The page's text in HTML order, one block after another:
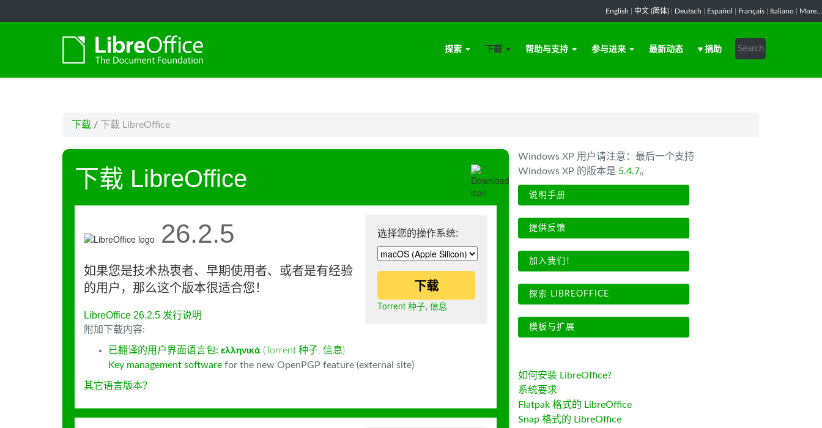
English 中文 (简体) Deutsch Español Français Italiano More...
探索 下载 帮助与支持 参与进来 最新动态 ♥ 捐助
下载 / 下载 LibreOffice
下载 LibreOffice
选择您的操作系统:
下载
Torrent 种子, 信息
26.2.5
如果您是技术热衷者、早期使用者、或者是有经验
的用户，那么这个版本很适合您！
LibreOffice 26.2.5 发行说明
附加下载内容:
已翻译的用户界面语言包: ελληνικά (Torrent 种子, 信息)
Key management software for the new OpenPGP feature (external site)
其它语言版本？
Windows XP 用户请注意：最后一个支持
Windows XP 的版本是 5.4.7。
说明手册
提供反馈
加入我们！
探索 LIBREOFFICE
模板与扩展
如何安装 LibreOffice?
系统要求
Flatpak 格式的 LibreOffice
Snap 格式的 LibreOffice